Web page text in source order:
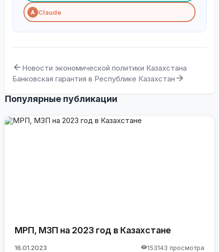
A Claude
Новости экономической политики Казахстана
Банковская гарантия в Республике Казахстан
Популярные публикации
МРП, МЗП на 2023 год в Казахстане
16.01.2023 153143 просмотра